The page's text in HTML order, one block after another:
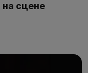
сцене